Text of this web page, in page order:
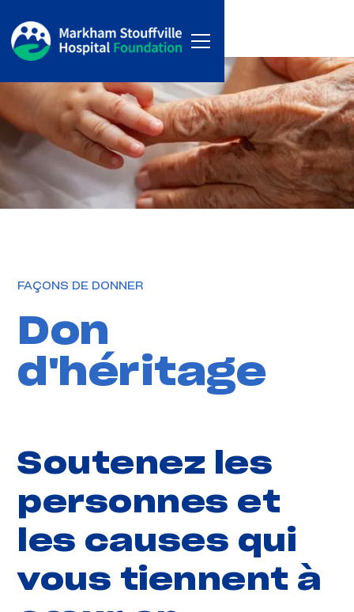
FAÇONS DE DONNER
Don
d'héritage
Soutenez les
personnes et
les causes qui
vous tiennent à